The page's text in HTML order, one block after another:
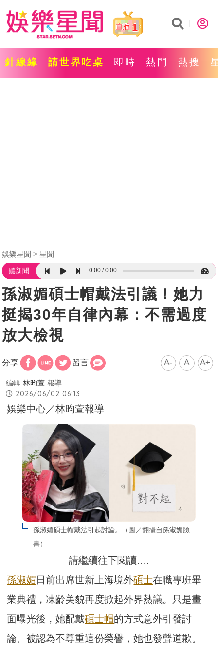
1
針線緣 請世界吃桌 即時 熱門 熱搜
娛樂星聞 星聞
聽新聞 0:00 0:00
孫淑媚碩士帽戴法引議！她力
挺揭30年自律內幕：不需過度
放大檢視
分享 留言 A- A A+
編輯 林昀萱 報導
2026/06/02 06:13
娛樂中心／林昀萱報導
孫淑媚碩士帽戴法引起討論。（圖／翻攝自孫淑媚臉
書）
請繼續往下閱讀….
孫淑媚 日前出席世新上海境外碩士在職專班畢
業典禮，凍齡美貌再度掀起外界熱議。只是畫
面曝光後，她配戴碩士帽的方式意外引發討
論、被認為不尊重這份榮譽，她也發聲道歉。